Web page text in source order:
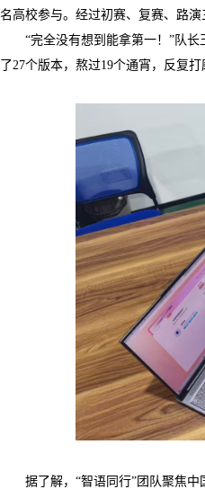
名高校参与。经过初赛、复赛、路
“完全没有想到能拿第一！”队
了27个版本，熬过19个通宵，反复
据了解，“智语同行”团队聚焦